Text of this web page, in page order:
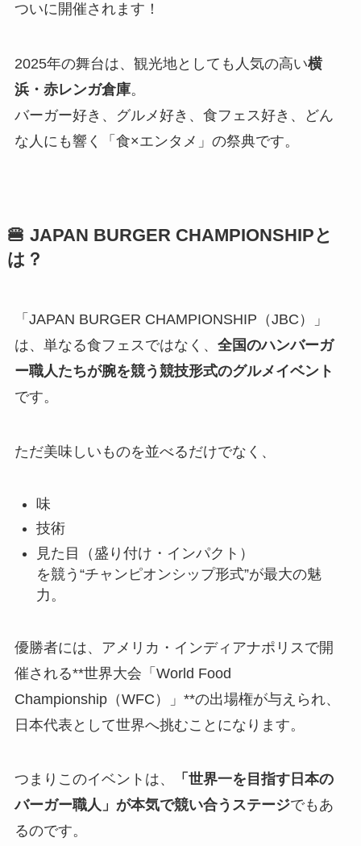
ついに開催されます！
2025年の舞台は、観光地としても人気の高い横
浜・赤レンガ倉庫。
バーガー好き、グルメ好き、食フェス好き、どん
な人にも響く「食×エンタメ」の祭典です。
🍔 JAPAN BURGER CHAMPIONSHIPと
は？
「JAPAN BURGER CHAMPIONSHIP（JBC）」
は、単なる食フェスではなく、 全国のハンバーガ
ー職人たちが腕を競う競技形式のグルメイベント
です。
ただ美味しいものを並べるだけでなく、
味
技術
見た目（盛り付け・インパクト）
を競う“チャンピオンシップ形式”が最大の魅
力。
優勝者には、アメリカ・インディアナポリスで開
催される**世界大会「World Food
Championship（WFC）」**の出場権が与えられ、
日本代表として世界へ挑むことになります。
つまりこのイベントは、
「世界一を目指す日本の
バーガー職人」が本気で競い合うステージでもあ
るのです。